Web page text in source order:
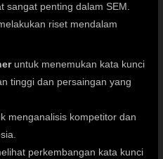
sangat penting dalam SEM.
riset mendalam
untuk menemukan kata kunci
tinggi dan persaingan yang
menganalisis kompetitor dan
perkembangan kata kunci